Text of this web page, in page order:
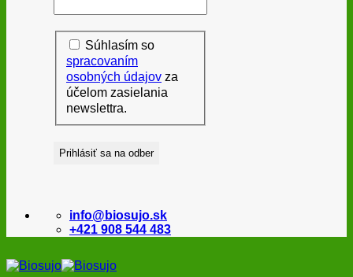
Súhlasím so
spracovaním
osobných údajov za
účelom zasielania
newslettra.
info@biosujo.sk
+421 908 544 483